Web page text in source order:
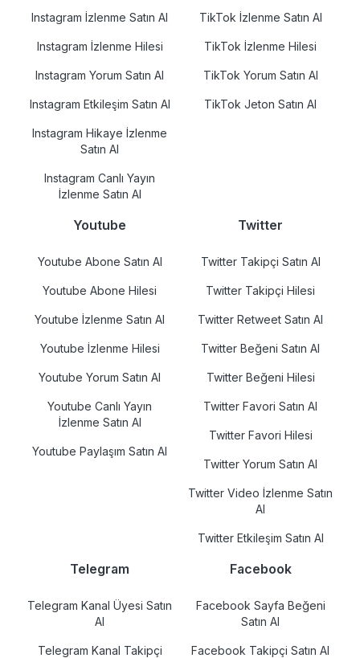
Instagram İzlenme Satın Al
Instagram İzlenme Hilesi
Instagram Yorum Satın Al
Instagram Etkileşim Satın Al
Instagram Hikaye İzlenme
Satın Al
Instagram Canlı Yayın
İzlenme Satın Al
TikTok İzlenme Satın Al
TikTok İzlenme Hilesi
TikTok Yorum Satın Al
TikTok Jeton Satın Al
Youtube
Youtube Abone Satın Al
Youtube Abone Hilesi
Youtube İzlenme Satın Al
Youtube İzlenme Hilesi
Youtube Yorum Satın Al
Youtube Canlı Yayın
İzlenme Satın Al
Youtube Paylaşım Satın Al
Twitter
Twitter Takipçi Satın Al
Twitter Takipçi Hilesi
Twitter Retweet Satın Al
Twitter Beğeni Satın Al
Twitter Beğeni Hilesi
Twitter Favori Satın Al
Twitter Favori Hilesi
Twitter Yorum Satın Al
Twitter Video İzlenme Satın
Al
Twitter Etkileşim Satın Al
Telegram
Telegram Kanal Üyesi Satın
Al
Telegram Kanal Takipçi
Facebook
Facebook Sayfa Beğeni
Satın Al
Facebook Takipçi Satın Al